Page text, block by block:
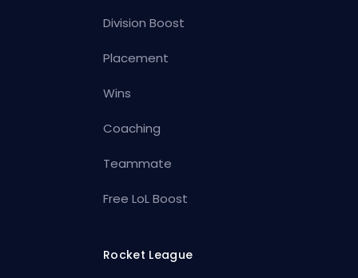
Division Boost
Placement
Wins
Coaching
Teammate
Free LoL Boost
Rocket League